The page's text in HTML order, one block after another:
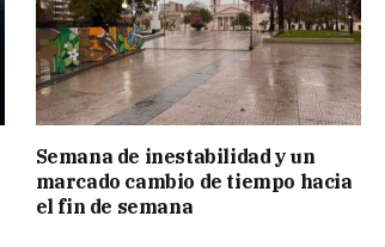
Semana de inestabilidad y un
marcado cambio de tiempo hacia
el fin de semana